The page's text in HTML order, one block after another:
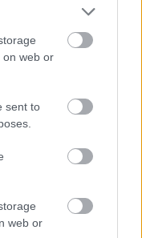
on web or
sent to
web or
2. kiadás, 1989.
történésze a
bund
táblára.
elleni gyűlölet
Párt is
is tett érte,
a